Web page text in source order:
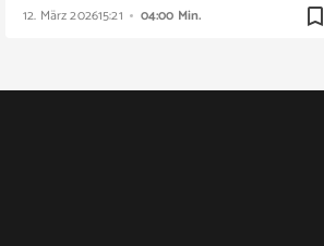
12. März 202615:21 04:00 Min. bookmark_border